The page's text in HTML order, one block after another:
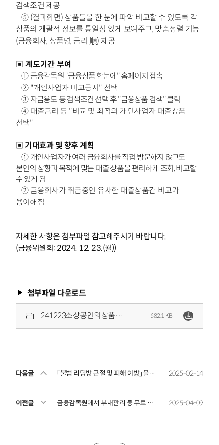
검색조건 제공
⑤(결과화면) 상품들을 한 눈에 파악 비교할 수 있도록 각
상품의 개괄적 정보를 통일성 있게 보여주고, 맞춤정렬 기능
(금융회사, 상품명, 금리 順) 제공
▣ 계도기간 부여
① 금융감독원 "금융상품 한눈에" 홈페이지 접속
② "개인사업자 비교공시" 선택
③ 자금용도 등 검색조건 선택 후 "금융상품 검색" 클릭
④ 대출금리 등 "비교 및 최적의 개인사업자 대출상품
선택"
▣ 기대효과 및 향후 계획
① 개인사업자가 여러 금융회사를 직접 방문하지 않고도
본인의 상황과 목적에 맞는 대출 상품을 편리하게 조회, 비교할
수 있게 됨
② 금융회사가 취급중인 유사한 대출상품간 비교가
용이해짐
자세한 사항은 첨부파일 참고해주시기 바랍니다.
(금융위원회: 2024. 12. 23.(월))
첨부파일 다운로드
241223소상공인의상품선택권제고및시장경쟁촉진을위해개인사업자대출상품비교공시서비스를시작합니다.pdf 582.1 KB
다음글 「불법 리딩방 근절 및 피해 예방」을 위한 공익캠페인 실시 2025-02-14
이전글 금융감독원에서 부채관리 등 무료 금융자문서비스 받으세요 2025-04-09